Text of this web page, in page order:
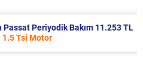
Periyodik Bakım 11.253 TL
Motor